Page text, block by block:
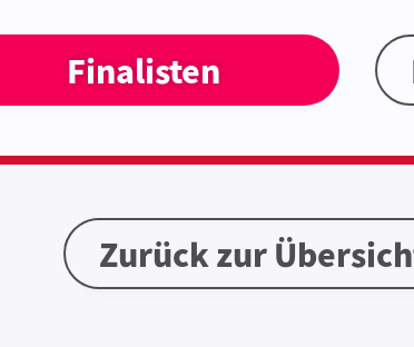
Finalisten
Zurück zur